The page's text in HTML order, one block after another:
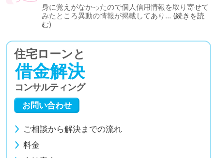
身に覚えがなかったので個人信用情報を取り寄せて
みたところ異動の情報が掲載してあり… 続きを読
む
住宅ローンと
借金解決
コンサルティング
お問い合わせ
ご相談から解決までの流れ
料金